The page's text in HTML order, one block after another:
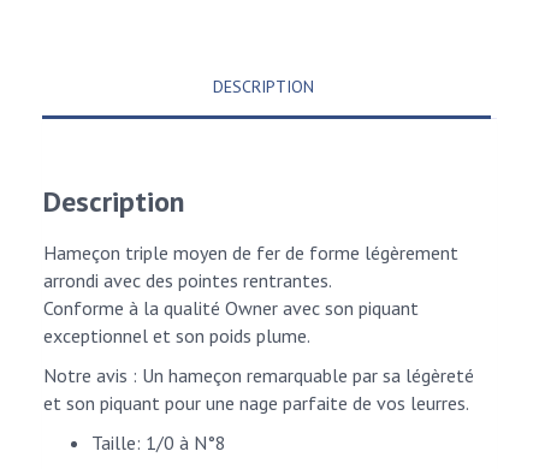
DESCRIPTION
Description
Hameçon triple moyen de fer de forme légèrement
arrondi avec des pointes rentrantes.
Conforme à la qualité Owner avec son piquant
exceptionnel et son poids plume.
Notre avis : Un hameçon remarquable par sa légèreté
et son piquant pour une nage parfaite de vos leurres.
Taille: 1/0 à N°8